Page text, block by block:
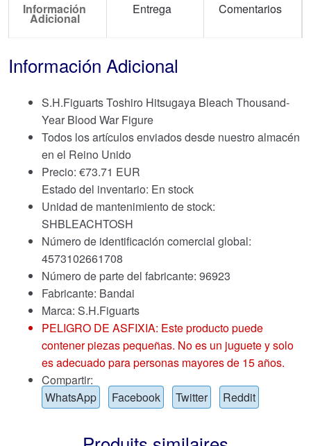
Información
Adicional
Entrega Comentarios
Información Adicional
S.H.Figuarts Toshiro Hitsugaya Bleach Thousand-
Year Blood War Figure
Todos los artículos enviados desde nuestro almacén
en el Reino Unido
Precio: €73.71 EUR
Estado del inventario: En stock
Unidad de mantenimiento de stock:
SHBLEACHTOSH
Número de identificación comercial global:
4573102661708
Número de parte del fabricante: 96923
Fabricante: Bandai
Marca: S.H.Figuarts
PELIGRO DE ASFIXIA: Este producto puede
contener piezas pequeñas. No es un juguete y solo
es adecuado para personas mayores de 15 años.
Compartir:
WhatsApp
Facebook Twitter Reddit